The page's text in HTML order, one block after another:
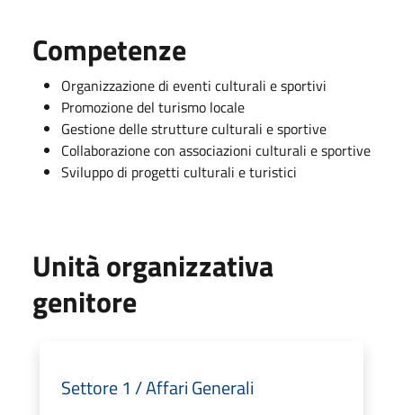
Competenze
Organizzazione di eventi culturali e sportivi
Promozione del turismo locale
Gestione delle strutture culturali e sportive
Collaborazione con associazioni culturali e sportive
Sviluppo di progetti culturali e turistici
Unità organizzativa
genitore
Settore 1 / Affari Generali